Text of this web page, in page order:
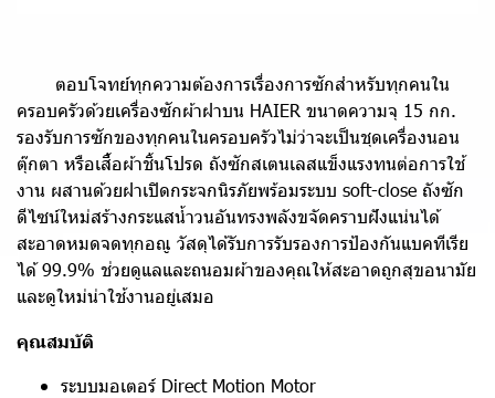
ตอบโจทย์ทุกความต้องการเรื่องการซักสำหรับทุกคนใน
ครอบครัวด้วยเครื่องซักผ้าฝาบน HAIER ขนาดความจุ 15 กก.
รองรับการซักของทุกคนในครอบครัวไม่ว่าจะเป็นชุดเครื่องนอน
ตุ๊กตา หรือเสื้อผ้าชิ้นโปรด ถังซักสเตนเลสแข็งแรงทนต่อการใช้
งาน ผสานด้วยฝาเปิดกระจกนิรภัยพร้อมระบบ soft-close ถังซัก
ดีไซน์ใหม่สร้างกระแสน้ำวนอันทรงพลังขจัดคราบฝังแน่นได้
สะอาดหมดจดทุกอณู วัสดุได้รับการรับรองการป้องกันแบคทีเรีย
ได้ 99.9% ช่วยดูแลและถนอมผ้าของคุณให้สะอาดถูกสุขอนามัย
และดูใหม่น่าใช้งานอยู่เสมอ
คุณสมบัติ
ระบบมอเตอร์ Direct Motion Motor